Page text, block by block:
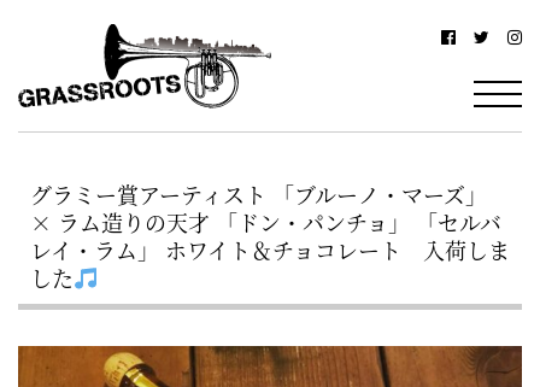
浜
グ
ス
ル
ー
ツ
駅
北
西
口
か
ら
徒
歩
グラミー賞アーティスト 「ブルーノ・マーズ」
× ラム造りの天才 「ドン・パンチョ」 「セルバ
レイ・ラム」 ホワイト＆チョコレート 入荷しま
した